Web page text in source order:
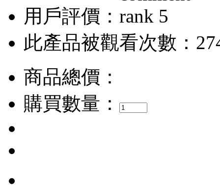
用戶評價：
此產品被觀看次數：
商品總價：
購買數量：